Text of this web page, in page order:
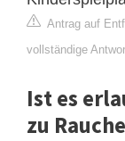
Antrag auf
vollständige
Ist es
zu